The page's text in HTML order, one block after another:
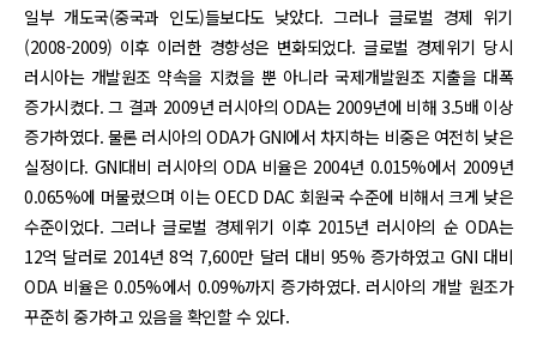
일부 개도국(중국과 인도)들보다도 낮았다. 그러나 글로벌 경제 위기
(2008-2009) 이후 이러한 경향성은 변화되었다. 글로벌 경제위기 당시
러시아는 개발원조 약속을 지켰을 뿐 아니라 국제개발원조 지출을 대폭
증가시켰다. 그 결과 2009년 러시아의 ODA는 2009년에 비해 3.5배 이상
증가하였다. 물론 러시아의 ODA가 GNI에서 차지하는 비중은 여전히 낮은
실정이다. GNI대비 러시아의 ODA 비율은 2004년 0.015%에서 2009년
0.065%에 머물렀으며 이는 OECD DAC 회원국 수준에 비해서 크게 낮은
수준이었다. 그러나 글로벌 경제위기 이후 2015년 러시아의 순 ODA는
12억 달러로 2014년 8억 7,600만 달러 대비 95% 증가하였고 GNI 대비
ODA 비율은 0.05%에서 0.09%까지 증가하였다. 러시아의 개발 원조가
꾸준히 중가하고 있음을 확인할 수 있다.